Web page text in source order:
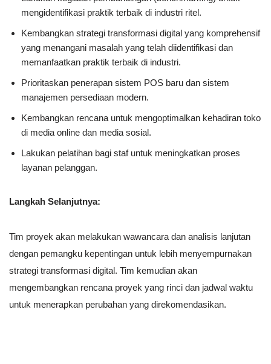
mengidentifikasi praktik terbaik di industri ritel.
Kembangkan strategi transformasi digital yang komprehensif
yang menangani masalah yang telah diidentifikasi dan
memanfaatkan praktik terbaik di industri.
Prioritaskan penerapan sistem POS baru dan sistem
manajemen persediaan modern.
Kembangkan rencana untuk mengoptimalkan kehadiran toko
di media online dan media sosial.
Lakukan pelatihan bagi staf untuk meningkatkan proses
layanan pelanggan.
Langkah Selanjutnya:
Tim proyek akan melakukan wawancara dan analisis lanjutan
dengan pemangku kepentingan untuk lebih menyempurnakan
strategi transformasi digital. Tim kemudian akan
mengembangkan rencana proyek yang rinci dan jadwal waktu
untuk menerapkan perubahan yang direkomendasikan.